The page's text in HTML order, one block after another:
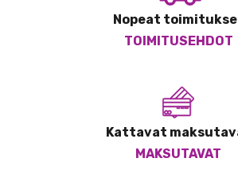
Nopeat
TOIMITUSEHDOT
Kattavat
MAKSUTAVAT